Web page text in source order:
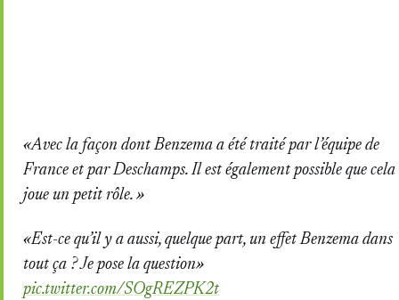
«Avec la façon dont Benzema a été traité par l’équipe de
France et par Deschamps. Il est également possible que cela
joue un petit rôle. »
«Est-ce qu’il y a aussi, quelque part, un effet Benzema dans
tout ça ? Je pose la question»
pic.twitter.com/SOgREZPK2t